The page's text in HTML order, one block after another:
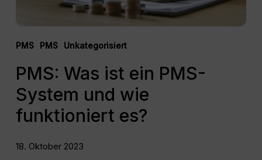
PMS PMS Unkategorisiert
PMS: Was ist ein PMS-
System und wie
funktioniert es?
18. Oktober 2023